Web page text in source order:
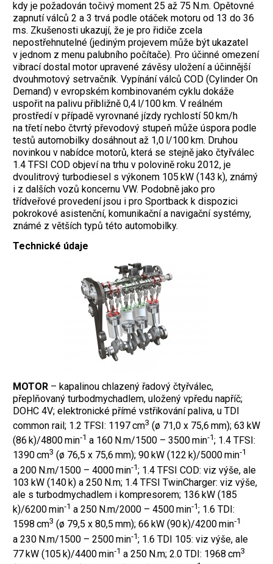
kdy je požadován točivý moment 25 až 75 N.m. Opětovné
zapnutí ­válců 2 a 3 trvá podle otáček motoru od 13 do 36
ms. Zkušenosti ukazují, že je pro řidiče zcela
nepostřehnutelné (jediným projevem může být ukazatel
v jednom z menu palub­ního počítače). Pro účinné omezení
vibrací dostal motor upravené závěsy uložení a účinnější
dvouhmotový setrvačník. Vypínání vál­ců COD (Cylinder On
Demand) v evropském kombinovaném cyklu dokáže
uspořit na palivu přibližně 0,4 l/100 km. V reálném
prostředí v případě vyrovnané jízdy rychlostí 50 km/h
na třetí nebo čtvrtý převodový stupeň může úspora podle
testů automobilky dosáhnout až 1,0 l/100 km. Druhou
novinkou v nabídce motorů, která se stejně jako čtyřválec
1.4 TFSI COD objeví na trhu v polovině roku 2012, je
dvoulitrový turbodiesel s výkonem 105 kW (143 k), známý
i z dalších vozů koncernu VW. Podobně jako pro
třídveřové provedení jsou i pro Sportback k dispozici
pokrokové asistenční, komunikační a navigační systémy,
známé z větších typů této automobilky.
Technické údaje
MOTOR – kapalinou chlazený řadový čtyřválec,
přeplňovaný turbodmychadlem, uložený vpředu napříč;
DOHC 4V; elektronické přímé vstřikování paliva, u TDI
common rail; 1.2 TFSI: 1197 cm3 (ø 71,0 x 75,6 mm); 63 kW
(86 k)/4800 min‑1 a 160 N.m/1500 – 3500 min‑1; 1.4 TFSI:
1390 cm3 (ø 76,5 x 75,6 mm); 90 kW (122 k)/5000 min‑1
a 200 N.m/1500 – 4000 min‑1; 1.4 TFSI COD: viz výše, ale
103 kW (140 k) a 250 N.m; 1.4 TFSI TwinCharger: viz výše,
ale s turbodmychadlem i kompresorem; 136 kW (185
k)/6200 min‑1 a 250 N.m/2000 – 4500 min‑1; 1.6 TDI:
1598 cm3 (ø 79,5 x 80,5 mm); 66 kW (90 k)/4200 min‑1
a 230 N.m/1500 – 2500 min‑1; 1.6 TDI 105: viz výše, ale
77 kW (105 k)/4400 min‑1 a 250 N.m; 2.0 TDI: 1968 cm3